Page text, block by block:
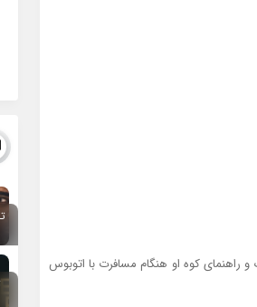
راهنمای کوه او هنگام مسافرت با اتوبوس